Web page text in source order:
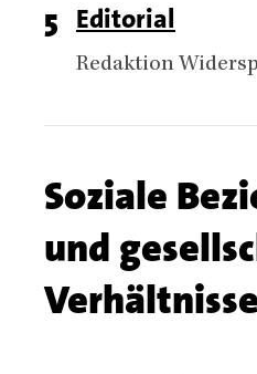
Chapter
articles
Page
number
5 Titel
Editorial
Authors
Redaktion
Chapter
name
Soziale
und
Verhältnisse